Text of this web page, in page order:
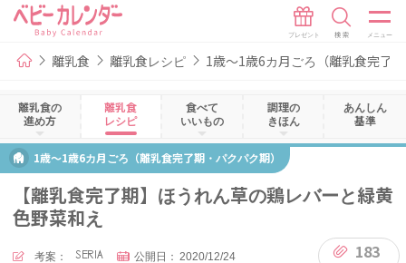
離乳食 離乳食レシピ 1歳～1歳6カ月ごろ（離乳食完了
離乳食の
進め方
離乳食
レシピ
食べて
いいもの
調理の
きほん
あんしん
基準
1歳～1歳6カ月ごろ（離乳食完了期・パクパク期）
【離乳食完了期】ほうれん草の鶏レバーと緑黄
色野菜和え
考案： SERIA 公開日： 2020/12/24 183